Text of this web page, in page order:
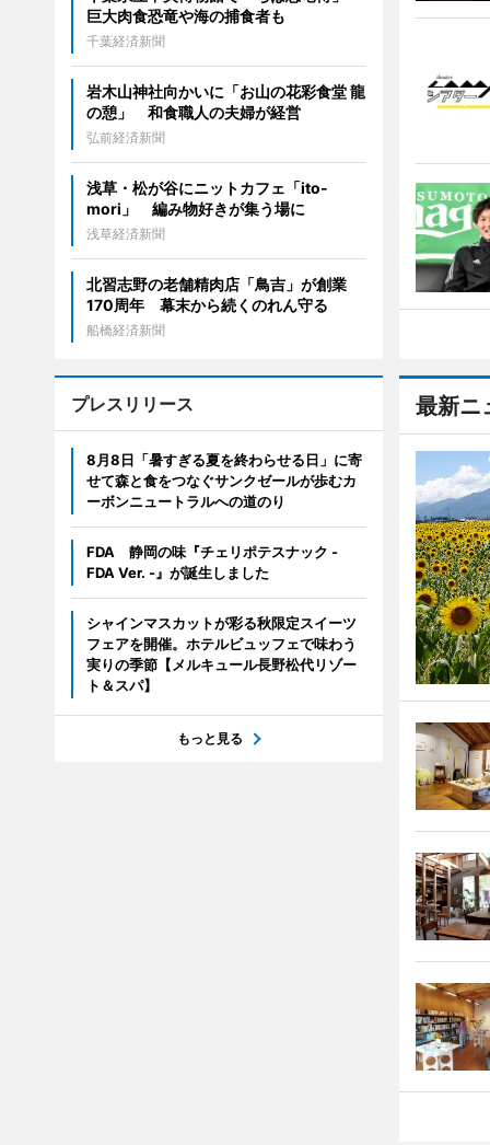
最新ニ
巨大肉食恐竜や海の捕食者も
千葉経済新聞
岩木山神社向かいに「お山の花彩食堂 龍
の憩」 和食職人の夫婦が経営
弘前経済新聞
浅草・松が谷にニットカフェ「ito-
mori」 編み物好きが集う場に
浅草経済新聞
北習志野の老舗精肉店「鳥吉」が創業
170周年 幕末から続くのれん守る
船橋経済新聞
プレスリリース
8月8日「暑すぎる夏を終わらせる日」に寄
せて森と食をつなぐサンクゼールが歩むカ
ーボンニュートラルへの道のり
FDA 静岡の味『チェリポテスナック -
FDA Ver. -』が誕生しました
シャインマスカットが彩る秋限定スイーツ
フェアを開催。ホテルビュッフェで味わう
実りの季節【メルキュール長野松代リゾー
ト＆スパ】
もっと見る